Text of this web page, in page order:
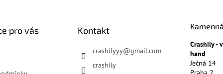
pro vás Kontakt
crashilyyy@gmail.com
crashily
Crashily -
hand
Ječná 14